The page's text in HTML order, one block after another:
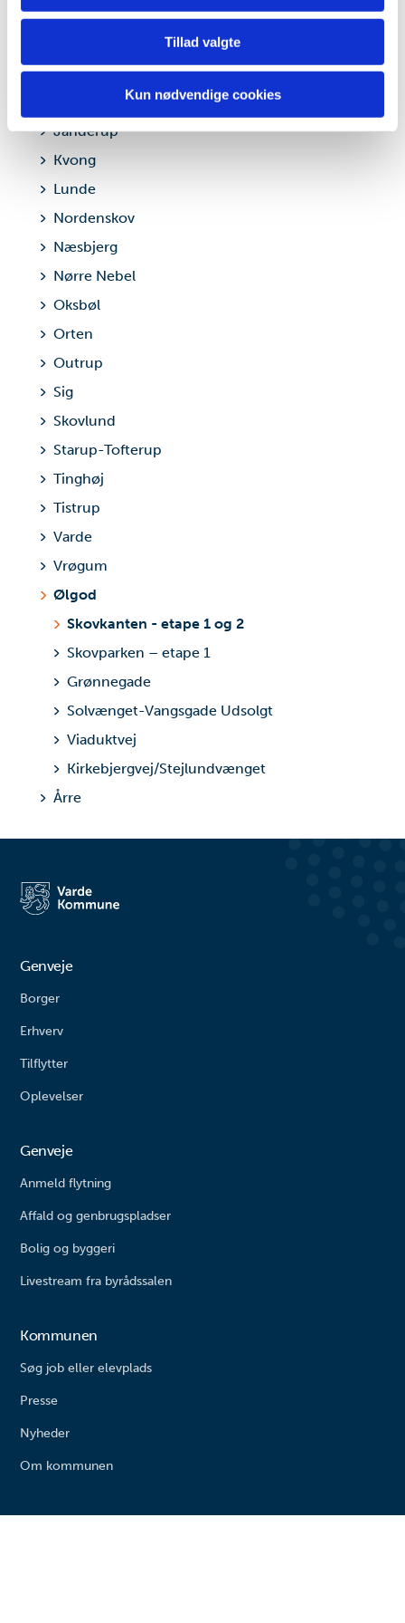
for sociale medier, annonceringspartnere og
analysepartnere. Vores partnere kan kombinere disse
data med andre oplysninger, du har givet dem, eller som
de har indsamlet fra din brug af deres tjenester.
Tillad valgte
Kun nødvendige cookies
Billum
Henne Stationsby
Janderup
Kvong
Lunde
Nordenskov
Næsbjerg
Nørre Nebel
Oksbøl
Orten
Outrup
Sig
Skovlund
Starup-Tofterup
Tinghøj
Tistrup
Varde
Vrøgum
Ølgod
Skovkanten - etape 1 og 2
Skovparken – etape 1
Grønnegade
Solvænget-Vangsgade Udsolgt
Viaduktvej
Kirkebjergvej/Stejlundvænget
Årre
Genveje
Borger
Erhverv
Tilflytter
Oplevelser
Genveje
Anmeld flytning
Affald og genbrugspladser
Bolig og byggeri
Livestream fra byrådssalen
Kommunen
Søg job eller elevplads
Presse
Nyheder
Om kommunen
Varde kommune